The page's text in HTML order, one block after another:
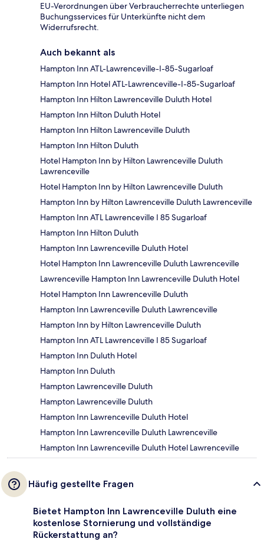
EU-Verordnungen über Verbraucherrechte unterliegen
Buchungsservices für Unterkünfte nicht dem
Widerrufsrecht.
Auch bekannt als
Hampton Inn ATL-Lawrenceville-I-85-Sugarloaf
Hampton Inn Hotel ATL-Lawrenceville-I-85-Sugarloaf
Hampton Inn Hilton Lawrenceville Duluth Hotel
Hampton Inn Hilton Duluth Hotel
Hampton Inn Hilton Lawrenceville Duluth
Hampton Inn Hilton Duluth
Hotel Hampton Inn by Hilton Lawrenceville Duluth
Lawrenceville
Hotel Hampton Inn by Hilton Lawrenceville Duluth
Hampton Inn by Hilton Lawrenceville Duluth Lawrenceville
Hampton Inn ATL Lawrenceville I 85 Sugarloaf
Hampton Inn Hilton Duluth
Hampton Inn Lawrenceville Duluth Hotel
Hotel Hampton Inn Lawrenceville Duluth Lawrenceville
Lawrenceville Hampton Inn Lawrenceville Duluth Hotel
Hotel Hampton Inn Lawrenceville Duluth
Hampton Inn Lawrenceville Duluth Lawrenceville
Hampton Inn by Hilton Lawrenceville Duluth
Hampton Inn ATL Lawrenceville I 85 Sugarloaf
Hampton Inn Duluth Hotel
Hampton Inn Duluth
Hampton Lawrenceville Duluth
Hampton Lawrenceville Duluth
Hampton Inn Lawrenceville Duluth Hotel
Hampton Inn Lawrenceville Duluth Lawrenceville
Hampton Inn Lawrenceville Duluth Hotel Lawrenceville
Häufig gestellte Fragen
Bietet Hampton Inn Lawrenceville Duluth eine
kostenlose Stornierung und vollständige
Rückerstattung an?